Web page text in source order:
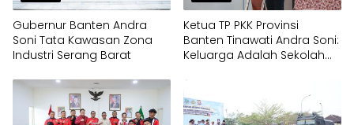
Gubernur Banten Andra
Soni Tata Kawasan Zona
Industri Serang Barat
Ketua TP PKK Provinsi
Banten Tinawati Andra Soni:
Keluarga Adalah Sekolah